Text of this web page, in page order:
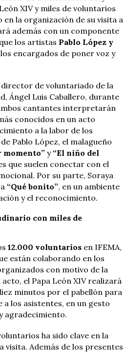
XIV y miles de voluntarios
la organización de su visita a
además con un componente
los artistas Pablo López y
encargados de poner voz y
de voluntariado de la
Ángel Luis Caballero, durante
cantantes interpretarán
conocidos en un acto
a la labor de los
Pablo López, el malagueño
momento” y “El niño del
que suelen conectar con el
Por su parte, Soraya
“Qué bonito”, en un ambiente
y el reconocimiento.
con miles de
12.000 voluntarios en IFEMA,
están colaborando en los
con motivo de la
el Papa León XIV realizará
minutos por el pabellón para
los asistentes, en un gesto
agradecimiento.
ha sido clave en la
visita. Además de los presentes